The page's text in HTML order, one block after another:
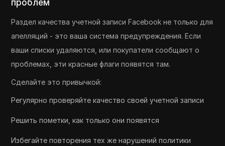
проблем
Раздел качества учетной записи Facebook не только для
апелляций - это ваша система предупреждения. Если
ваши списки удаляются, или покупатели сообщают о
проблемах, эти красные флаги появятся там.
Сделайте это привычкой:
Регулярно проверяйте качество своей учетной записи
Решить пометки, как только они появятся
Избегайте повторения тех же нарушений политики